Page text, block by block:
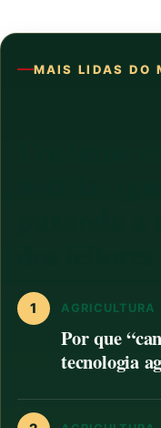
MAIS LIDAS DO
1 AGRICULTURA
Por que
tecnologia